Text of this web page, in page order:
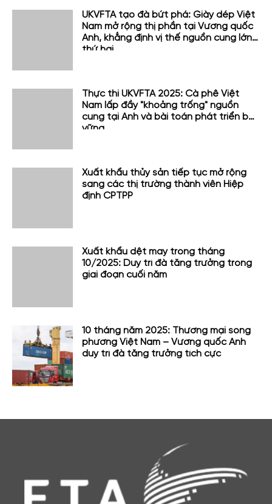
UKVFTA tạo đà bứt phá: Giày dép Việt
Nam mở rộng thị phần tại Vương quốc
Anh, khẳng định vị thế nguồn cung lớn
thứ hai
Thực thi UKVFTA 2025: Cà phê Việt
Nam lấp đầy "khoảng trống" nguồn
cung tại Anh và bài toán phát triển bền
vững
Xuất khẩu thủy sản tiếp tục mở rộng
sang các thị trường thành viên Hiệp
định CPTPP
Xuất khẩu dệt may trong tháng
10/2025: Duy trì đà tăng trưởng trong
giai đoạn cuối năm
10 tháng năm 2025: Thương mại song
phương Việt Nam – Vương quốc Anh
duy trì đà tăng trưởng tích cực